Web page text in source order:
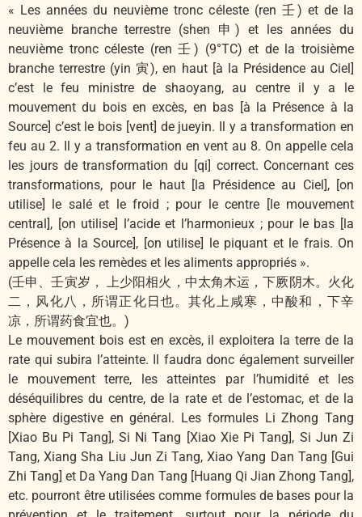
« Les années du neuvième tronc céleste (ren 壬) et de la
neuvième branche terrestre (shen 申) et les années du
neuvième tronc céleste (ren 壬) (9°TC) et de la troisième
branche terrestre (yin 寅), en haut [à la Présidence au Ciel]
c’est le feu ministre de shaoyang, au centre il y a le
mouvement du bois en excès, en bas [à la Présence à la
Source] c’est le bois [vent] de jueyin. Il y a transformation en
feu au 2. Il y a transformation en vent au 8. On appelle cela
les jours de transformation du [qi] correct. Concernant ces
transformations, pour le haut [la Présidence au Ciel], [on
utilise] le salé et le froid ; pour le centre [le mouvement
central], [on utilise] l’acide et l’harmonieux ; pour le bas [la
Présence à la Source], [on utilise] le piquant et le frais. On
appelle cela les remèdes et les aliments appropriés ».
(壬申、壬寅岁， 上少阳相火，中太角木运，下厥阴木。火化
二，风化八，所谓正化日也。其化上咸寒，中酸和，下辛
凉，所谓药食宜也。)
Le mouvement bois est en excès, il exploitera la terre de la
rate qui subira l’atteinte. Il faudra donc également surveiller
le mouvement terre, les atteintes par l’humidité et les
déséquilibres du centre, de la rate et de l’estomac, et de la
sphère digestive en général. Les formules Li Zhong Tang
[Xiao Bu Pi Tang], Si Ni Tang [Xiao Xie Pi Tang], Si Jun Zi
Tang, Xiang Sha Liu Jun Zi Tang, Xiao Yang Dan Tang [Gui
Zhi Tang] et Da Yang Dan Tang [Huang Qi Jian Zhong Tang],
etc. pourront être utilisées comme formules de bases pour la